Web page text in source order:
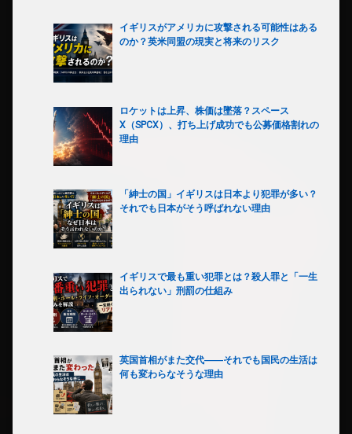
イギリスがアメリカに攻撃される可能性はある
のか？英米同盟の現実と将来のリスク
ロケットは上昇、株価は墜落？スペース
X（SPCX）、打ち上げ成功でも公募価格割れの
理由
「紳士の国」イギリスは日本より犯罪が多い？
それでも日本がそう呼ばれない理由
イギリスで最も重い犯罪とは？殺人罪と「一生
出られない」刑罰の仕組み
英国首相がまた交代――それでも国民の生活は
何も変わらなそうな理由